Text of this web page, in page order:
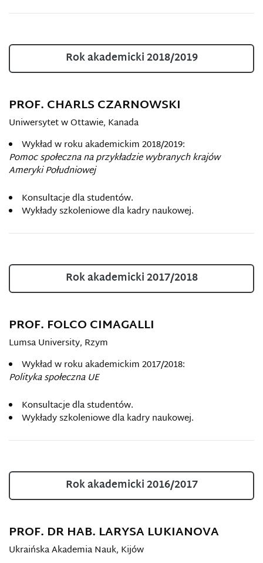
Rok akademicki 2018/2019
PROF. CHARLS CZARNOWSKI
Uniwersytet w Ottawie, Kanada
Wykład w roku akademickim 2018/2019:
Pomoc społeczna na przykładzie wybranych krajów
Ameryki Południowej
Konsultacje dla studentów.
Wykłady szkoleniowe dla kadry naukowej.
Rok akademicki 2017/2018
PROF. FOLCO CIMAGALLI
Lumsa University, Rzym
Wykład w roku akademickim 2017/2018:
Polityka społeczna UE
Konsultacje dla studentów.
Wykłady szkoleniowe dla kadry naukowej.
Rok akademicki 2016/2017
PROF. DR HAB. LARYSA LUKIANOVA
Ukraińska Akademia Nauk, Kijów